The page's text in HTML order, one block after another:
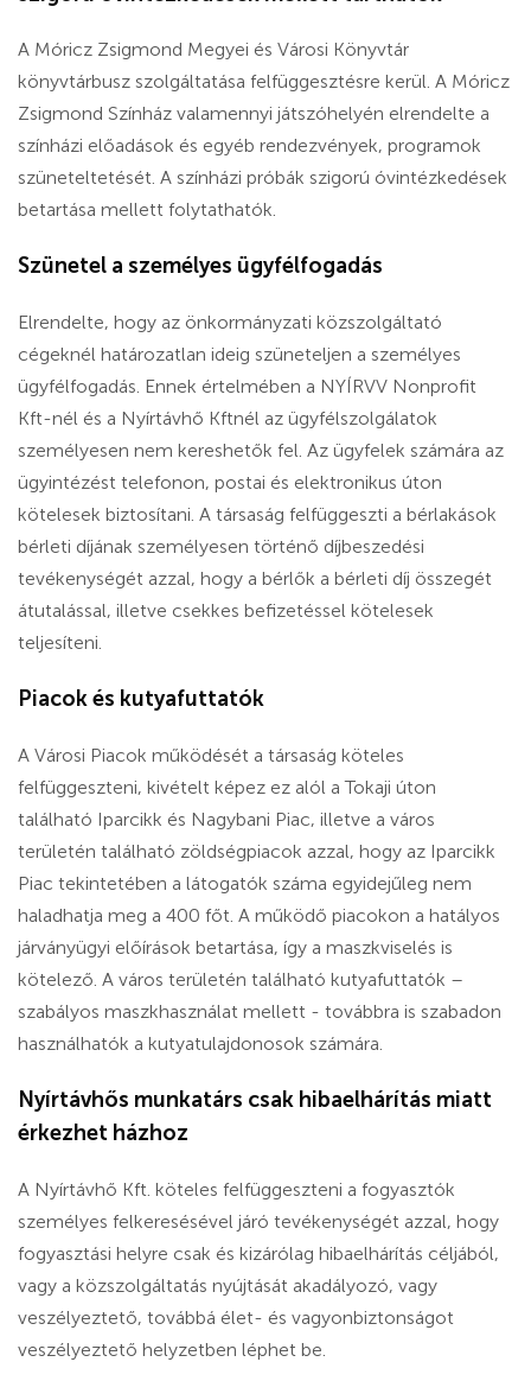
A Móricz Zsigmond Megyei és Városi Könyvtár
könyvtárbusz szolgáltatása felfüggesztésre kerül. A Móricz
Zsigmond Színház valamennyi játszóhelyén elrendelte a
színházi előadások és egyéb rendezvények, programok
szüneteltetését. A színházi próbák szigorú óvintézkedések
betartása mellett folytathatók.
Szünetel a személyes ügyfélfogadás
Elrendelte, hogy az önkormányzati közszolgáltató
cégeknél határozatlan ideig szüneteljen a személyes
ügyfélfogadás. Ennek értelmében a NYÍRVV Nonprofit
Kft-nél és a Nyírtávhő Kftnél az ügyfélszolgálatok
személyesen nem kereshetők fel. Az ügyfelek számára az
ügyintézést telefonon, postai és elektronikus úton
kötelesek biztosítani. A társaság felfüggeszti a bérlakások
bérleti díjának személyesen történő díjbeszedési
tevékenységét azzal, hogy a bérlők a bérleti díj összegét
átutalással, illetve csekkes befizetéssel kötelesek
teljesíteni.
Piacok és kutyafuttatók
A Városi Piacok működését a társaság köteles
felfüggeszteni, kivételt képez ez alól a Tokaji úton
található Iparcikk és Nagybani Piac, illetve a város
területén található zöldségpiacok azzal, hogy az Iparcikk
Piac tekintetében a látogatók száma egyidejűleg nem
haladhatja meg a 400 főt. A működő piacokon a hatályos
járványügyi előírások betartása, így a maszkviselés is
kötelező. A város területén található kutyafuttatók –
szabályos maszkhasználat mellett - továbbra is szabadon
használhatók a kutyatulajdonosok számára.
Nyírtávhős munkatárs csak hibaelhárítás miatt
érkezhet házhoz
A Nyírtávhő Kft. köteles felfüggeszteni a fogyasztók
személyes felkeresésével járó tevékenységét azzal, hogy
fogyasztási helyre csak és kizárólag hibaelhárítás céljából,
vagy a közszolgáltatás nyújtását akadályozó, vagy
veszélyeztető, továbbá élet- és vagyonbiztonságot
veszélyeztető helyzetben léphet be.